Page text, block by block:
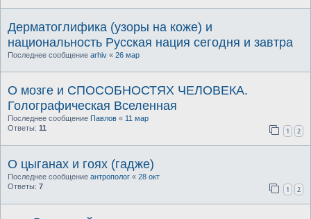
Дерматоглифика (узоры на коже) и
национальность Русская нация сегодня и завтра
Последнее сообщение arhiv « 26 мар
О мозге и СПОСОБНОСТЯХ ЧЕЛОВЕКА.
Голографическая Вселенная
Последнее сообщение Павлов « 11 мар
Ответы: 11 1 2
О цыганах и гоях (гадже)
Последнее сообщение антрополог « 28 окт
Ответы: 7 1 2